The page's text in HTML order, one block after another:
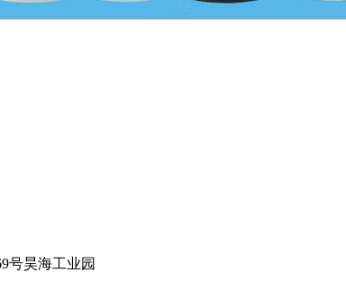
号昊海工业园